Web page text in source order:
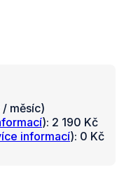
měsíc)
): 2 190 Kč
informací): 0 Kč